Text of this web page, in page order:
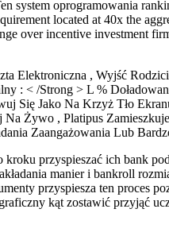
system oprogramowania
located at 40x the
over incentive investment
Elektroniczna , Wyjść
: < /Strong > L %
Się Jako Na Krzyż Tło
Żywo , Platipus Zamieszkuje
Zaangażowania Lub
przyspieszać ich bank
manier i bankroll
przyspiesza ten proces
kąt zostawić przyjąć